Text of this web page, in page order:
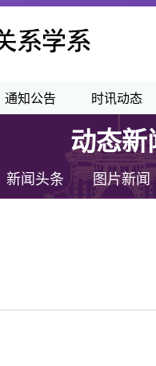
通知公告 时讯动态
动态新
新闻头条 图片新闻